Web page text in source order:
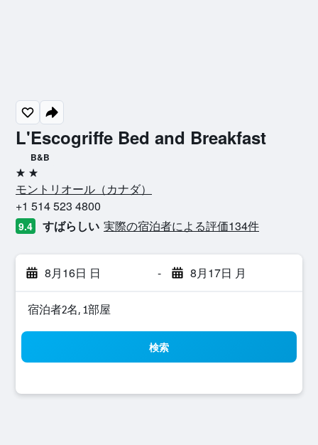
L'Escogriffe Bed and Breakfast
B&B
2つ星
モントリオール​（カナダ​）​
+1 514 523 4800
9.4 すばらしい 実際の宿泊者による評価134​件
8月16日 日 - 8月17日 月
宿泊者2名, 1​部屋
検索